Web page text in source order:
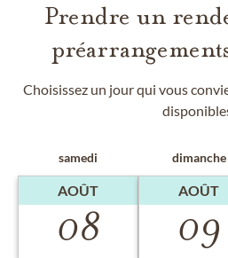
Prendre un
Choisissez un jour qui vous
samedi
AOÛT
08
dimanche
AOÛT
09